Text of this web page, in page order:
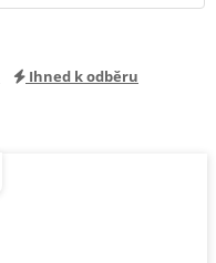
Ihned k odběru